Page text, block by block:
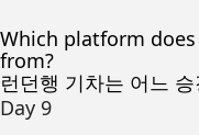
Which platform
from?
런던행 기차는 어느
Day 9